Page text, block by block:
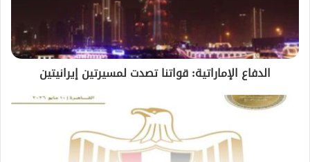
الدفاع الإماراتية: قواتنا تصدت لمسيرتين إيرانيتين